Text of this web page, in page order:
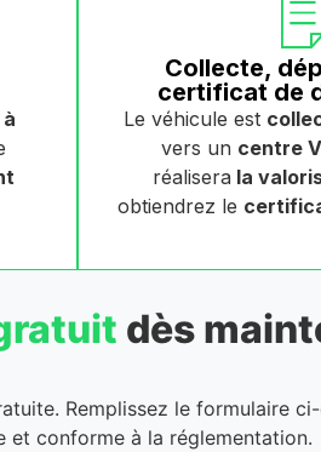
Collecte,
certificat de
Le véhicule est
vers un centre
réalisera la
obtiendrez le
dès
Remplissez le formulaire
et conforme à la réglementation.